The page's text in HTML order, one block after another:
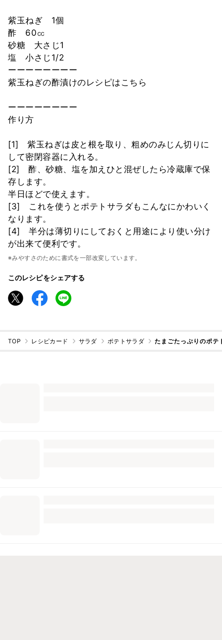
紫玉ねぎ 1個
酢 60㏄
砂糖 大さじ1
塩 小さじ1/2
ーーーーーーーー
紫玉ねぎの酢漬けのレシピはこちら
ーーーーーーーー
作り方
[1] 紫玉ねぎは皮と根を取り、粗めのみじん切りに
して密閉容器に入れる。
[2] 酢、砂糖、塩を加えひと混ぜしたら冷蔵庫で保
存します。
半日ほどで使えます。
[3] これを使うとポテトサラダもこんなにかわいく
なります。
[4] 半分は薄切りにしておくと用途により使い分け
が出来て便利です。
※みやすさのために書式を一部改変しています。
このレシピをシェアする
TOP レシピカード サラダ ポテトサラダ たまごたっぷりのポテ